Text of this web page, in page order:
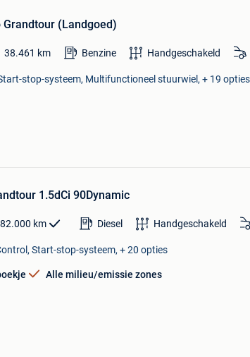
Grandtour (Landgoed)
38.461 km Benzine Handgeschakeld
stop-systeem, Multifunctioneel stuurwiel, + 19 opties
1.5dCi 90Dynamic
km Diesel Handgeschakeld
Start-stop-systeem, + 20 opties
Alle milieu/emissie zones